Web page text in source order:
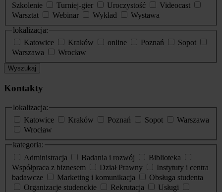
Szkolenie
Turniej-gier Uroczystość
Videocast
Warsztat
Webinar Wykład
Wystawa
lokalizacja:
Katowice
Kraków online Poznań
Sopot
Warszawa
Wrocław
Wyszukaj
Kontakty
lokalizacja:
Katowice
Kraków Poznań Sopot
Warszawa
Wrocław
kategoria:
Administracja
Badania i rozwój
Biblioteka
Współpraca z biznesem
Dział Prawny
Instytuty i centra
badawcze
Marketing i komunikacja
Obsługa studenta
Organizacje studenckie
Rekrutacja
Usługi